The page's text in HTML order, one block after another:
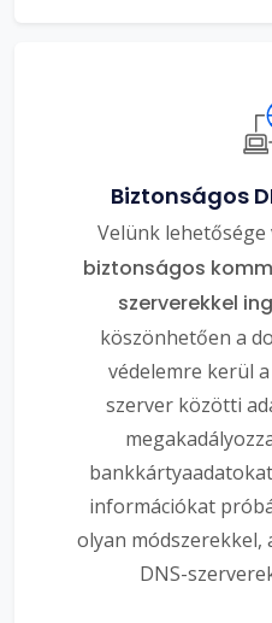
Biztonságos
Velünk lehetősége
biztonságos
szerverekkel
köszönhetően a
védelemre kerül
szerver közötti
információkat
olyan módszerekkel,
DNS-